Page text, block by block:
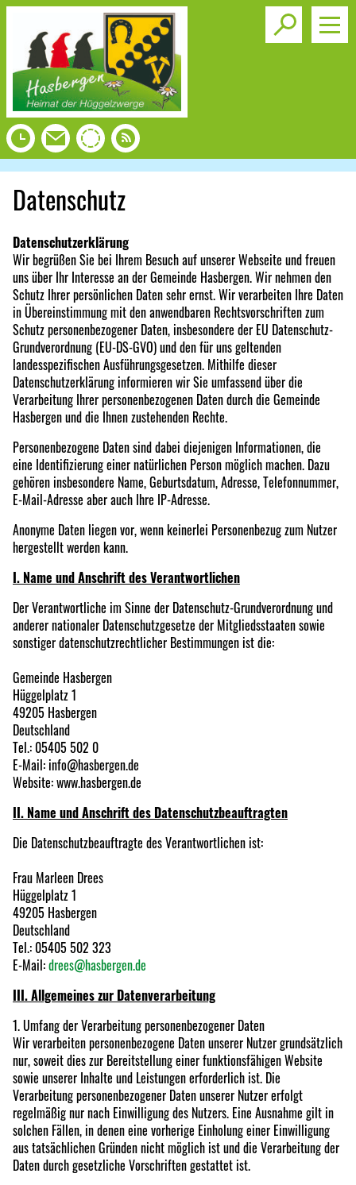
Toggle
Datenschutz
Datenschutzerklärung
Wir begrüßen Sie bei Ihrem Besuch auf unserer Webseite und freuen
uns über Ihr Interesse an der Gemeinde Hasbergen. Wir nehmen den
Schutz Ihrer persönlichen Daten sehr ernst. Wir verarbeiten Ihre Daten
in Übereinstimmung mit den anwendbaren Rechtsvorschriften zum
Schutz personenbezogener Daten, insbesondere der EU Datenschutz-
Grundverordnung (EU-DS-GVO) und den für uns geltenden
landesspezifischen Ausführungsgesetzen. Mithilfe dieser
Datenschutzerklärung informieren wir Sie umfassend über die
Verarbeitung Ihrer personenbezogenen Daten durch die Gemeinde
Hasbergen und die Ihnen zustehenden Rechte.
Personenbezogene Daten sind dabei diejenigen Informationen, die
eine Identifizierung einer natürlichen Person möglich machen. Dazu
gehören insbesondere Name, Geburtsdatum, Adresse, Telefonnummer,
E-Mail-Adresse aber auch Ihre IP-Adresse.
Anonyme Daten liegen vor, wenn keinerlei Personenbezug zum Nutzer
hergestellt werden kann.
I. Name und Anschrift des Verantwortlichen
Der Verantwortliche im Sinne der Datenschutz-Grundverordnung und
anderer nationaler Datenschutzgesetze der Mitgliedsstaaten sowie
sonstiger datenschutzrechtlicher Bestimmungen ist die:
Gemeinde Hasbergen
Hüggelplatz 1
49205 Hasbergen
Deutschland
Tel.: 05405 502 0
E-Mail: info@hasbergen.de
Website: www.hasbergen.de
II. Name und Anschrift des Datenschutzbeauftragten
Die Datenschutzbeauftragte des Verantwortlichen ist:
Frau Marleen Drees
Hüggelplatz 1
49205 Hasbergen
Deutschland
Tel.: 05405 502 323
E-Mail:drees@hasbergen.de
III. Allgemeines zur Datenverarbeitung
1. Umfang der Verarbeitung personenbezogener Daten
Wir verarbeiten personenbezogene Daten unserer Nutzer grundsätzlich
nur, soweit dies zur Bereitstellung einer funktionsfähigen Website
sowie unserer Inhalte und Leistungen erforderlich ist. Die
Verarbeitung personenbezogener Daten unserer Nutzer erfolgt
regelmäßig nur nach Einwilligung des Nutzers. Eine Ausnahme gilt in
solchen Fällen, in denen eine vorherige Einholung einer Einwilligung
aus tatsächlichen Gründen nicht möglich ist und die Verarbeitung der
Daten durch gesetzliche Vorschriften gestattet ist.